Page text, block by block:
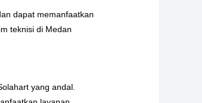
dapat memanfaatkan
teknisi di Medan
yang andal.